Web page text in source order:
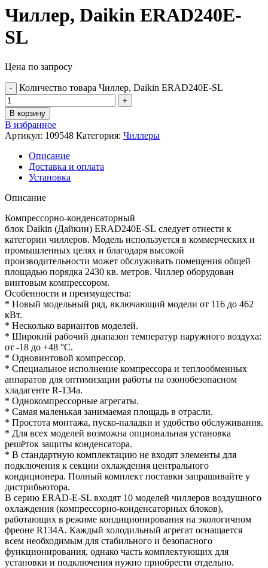
Чиллер, Daikin ERAD240E-
SL
Цена по запросу
Количество товара Чиллер, Daikin ERAD240E-SL
В корзину
В избранное
Артикул: 109548 Категория: Чиллеры
Описание
Доставка и оплата
Установка
Описание
Компрессорно-конденсаторный
блок Daikin (Дайкин) ERAD240E-SL следует отнести к
категории чиллеров. Модель используется в коммерческих и
промышленных целях и благодаря высокой
производительности может обслуживать помещения общей
площадью порядка 2430 кв. метров. Чиллер оборудован
винтовым компрессором.
Особенности и преимущества:
* Новый модельный ряд, включающий модели от 116 до 462
кВт.
* Несколько вариантов моделей.
* Широкий рабочий диапазон температур наружного воздуха:
от -18 до +48 °С.
* Одновинтовой компрессор.
* Специальное исполнение компрессора и теплообменных
аппаратов для оптимизации работы на озонобезопасном
хладагенте R-134a.
* Однокомпрессорные агрегаты.
* Самая маленькая занимаемая площадь в отрасли.
* Простота монтажа, пуско-наладки и удобство обслуживания.
* Для всех моделей возможна опциональная установка
решёток защиты конденсатора.
* В стандартную комплектацию не входят элементы для
подключения к секции охлаждения центрального
кондиционера. Полный комплект поставки запрашивайте у
дистрибьютора.
В серию ERAD-E-SL входят 10 моделей чиллеров воздушного
охлаждения (компрессорно-конденсаторных блоков),
работающих в режиме кондиционирования на экологичном
фреоне R134A. Каждый холодильный агрегат оснащается
всем необходимым для стабильного и безопасного
функционирования, однако часть комплектующих для
установки и подключения нужно приобрести отдельно.